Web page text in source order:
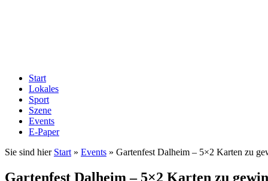
Start
Lokales
Sport
Szene
Events
E-Paper
Sie sind hier Start » Events » Gartenfest Dalheim – 5×2 Karten zu
Gartenfest Dalheim – 5×2 Karten zu